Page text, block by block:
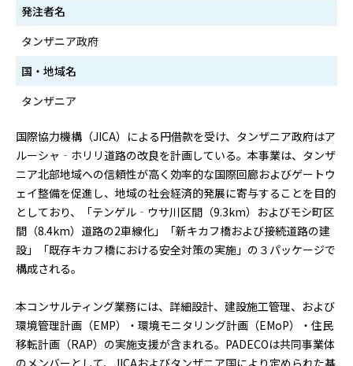
発注者名
タンザニア政府
国・地域名
タンザニア
国際協力機構（JICA）による円借款を受け、タンザニア政府はア
ルーシャ‐ホリリ道路の改良を計画している。本事業は、タンザ
ニア北部地域への信頼性が高く効率的な国際回廊およびゲートウ
ェイ整備を促進し、地域の社会経済的発展に寄与することを目的
としており、「テンゲル‐ウサ川区間（9.3km）およびモシ町区
間（8.4km）道路の2車線化」「新キカフ橋および接続道路の建
設」「既存キカフ橋における安全対策の実施」の３パッケージで
構成される。
本コンサルティング業務には、詳細設計、建設施工管理、および
環境管理計画（EMP）・環境モニタリング計画（EMoP）・住民
移転計画（RAP）の実施支援が含まれる。PADECOは共同事業体